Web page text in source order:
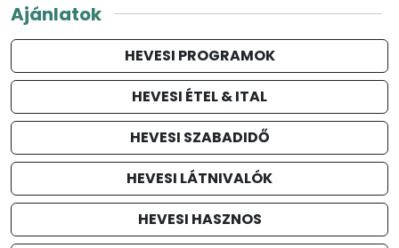
Ajánlatok
HEVESI PROGRAMOK
HEVESI ÉTEL & ITAL
HEVESI SZABADIDŐ
HEVESI LÁTNIVALÓK
HEVESI HASZNOS